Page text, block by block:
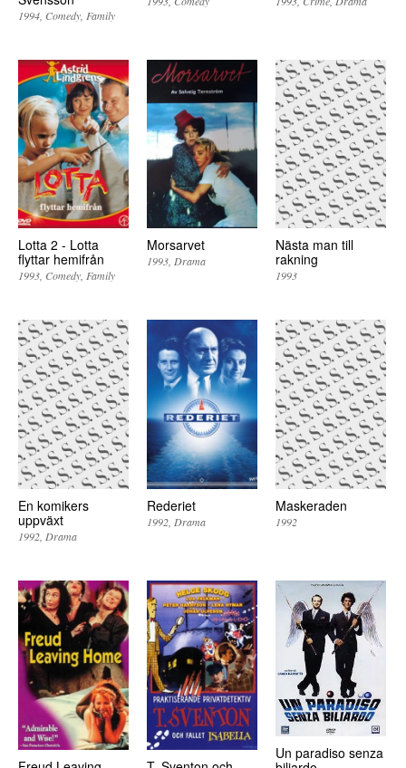
1994 Comedy Family
Lotta 2 - Lotta
flyttar hemifrån
1993 Comedy Family
Morsarvet
1993 Drama
Nästa man till
rakning
1993
En komikers
uppväxt
1992 Drama
Rederiet
1992 Drama
Maskeraden
1992
Un paradiso senza